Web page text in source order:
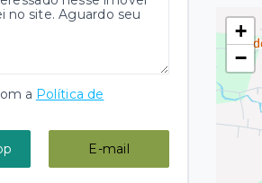
+
−
a Política de
E-mail